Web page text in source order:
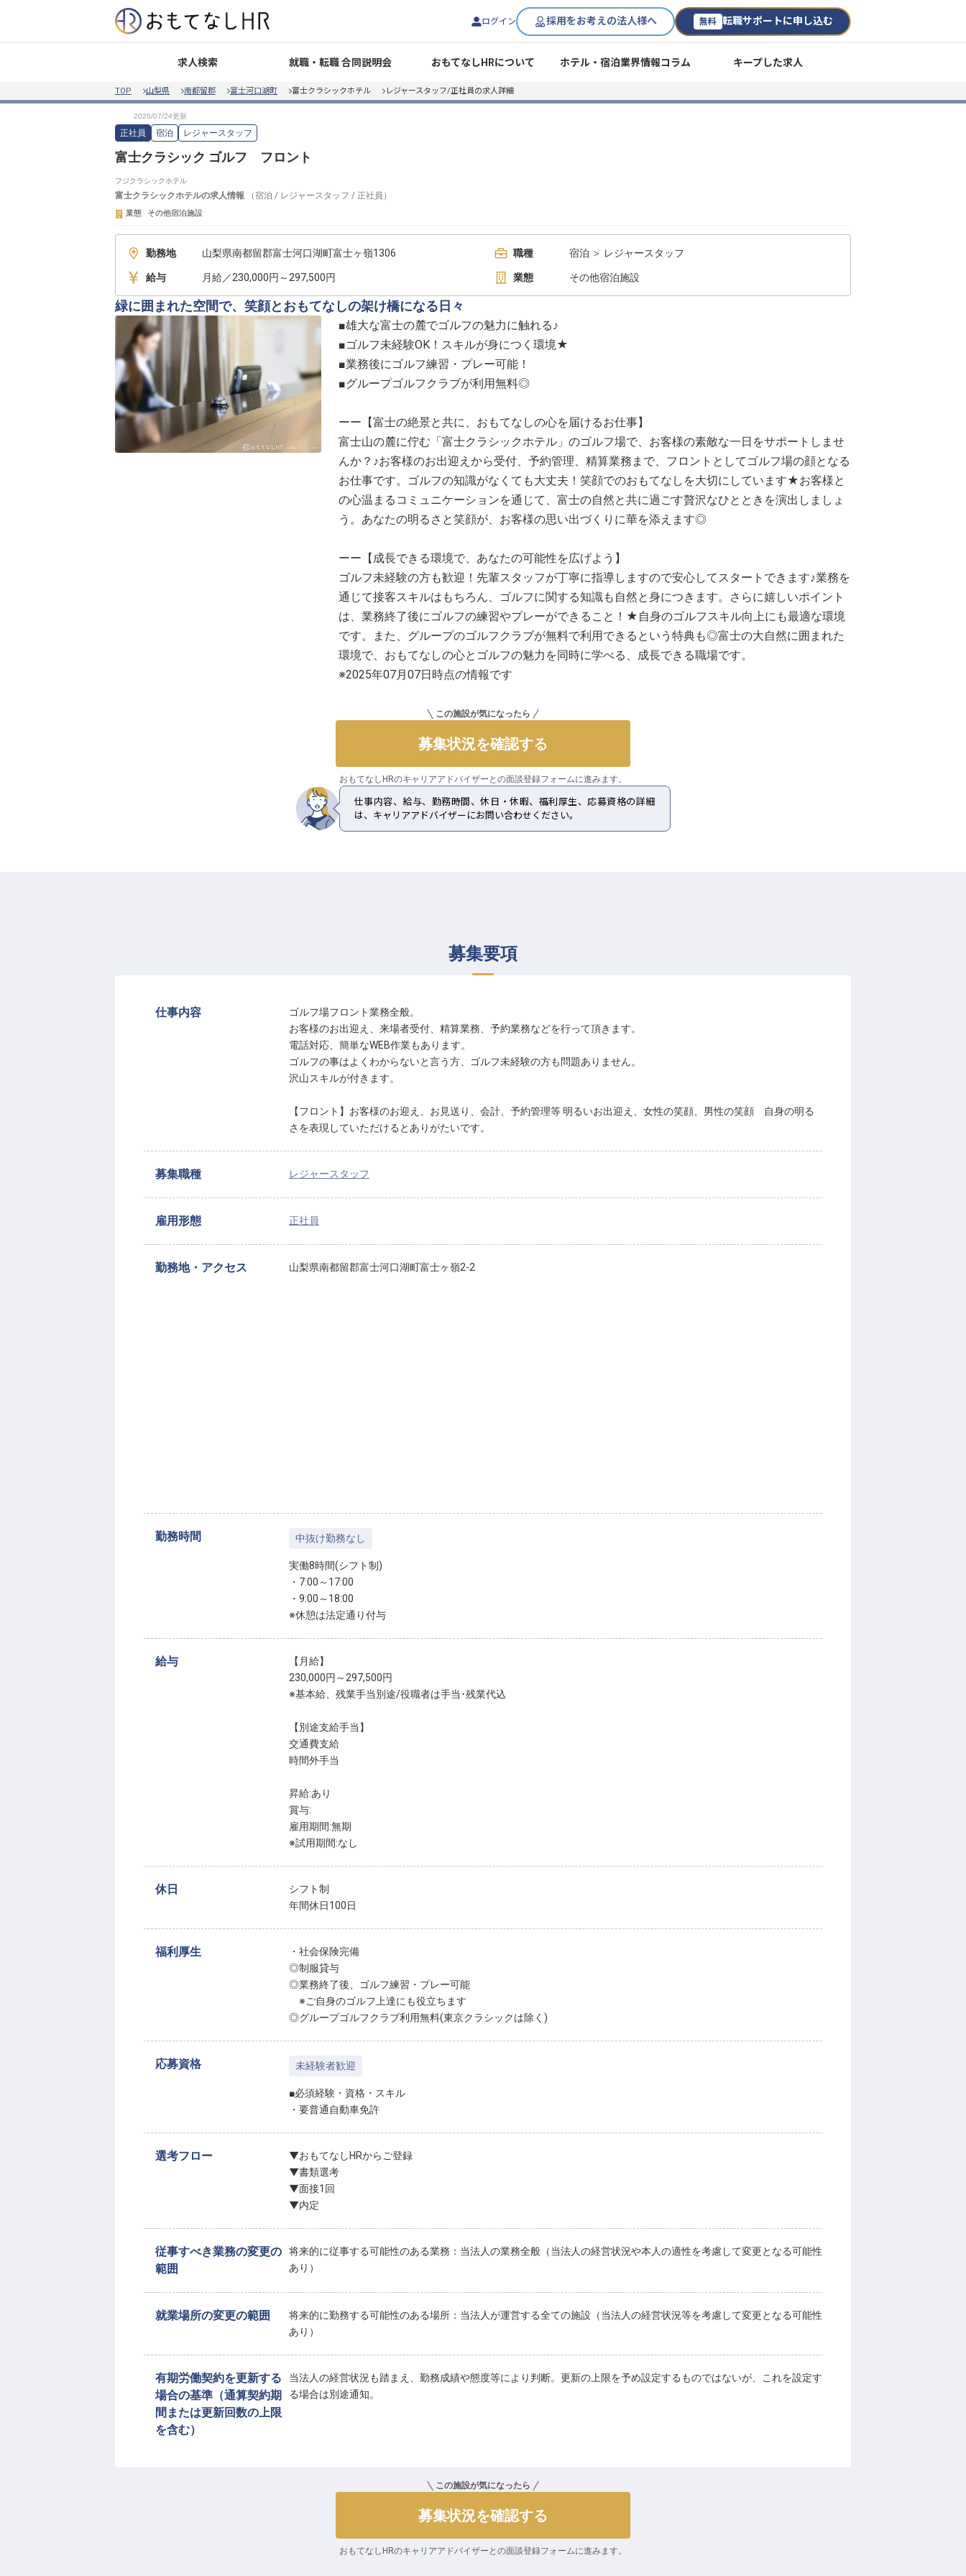
ログイン 採用をお考えの法人様へ 無料 転職サポートに申し込む
求人検索 就職・転職 合同説明会 おもてなしHRについて ホテル・宿泊業界情報コラム キープした求人
TOP 山梨県 南都留郡 富士河口湖町 富士クラシックホテル レジャースタッフ/正社員の求人詳細
正社員 宿泊 レジャースタッフ
富士クラシック ゴルフ フロント
フジクラシックホテル
富士クラシックホテルの求人情報 （宿泊 / レジャースタッフ / 正社員 ）
業態 その他宿泊施設
勤務地 山梨県南都留郡富士河口湖町富士ヶ嶺1306 職種 宿泊 ＞ レジャースタッフ
給与 月給／230,000円～297,500円 業態 その他宿泊施設
緑に囲まれた空間で、笑顔とおもてなしの架け橋になる日々
■雄大な富士の麓でゴルフの魅力に触れる♪
■ゴルフ未経験OK！スキルが身につく環境★
■業務後にゴルフ練習・プレー可能！
■グループゴルフクラブが利用無料◎
ーー【富士の絶景と共に、おもてなしの心を届けるお仕事】
富士山の麓に佇む「富士クラシックホテル」のゴルフ場で、お客様の素敵な一日をサポートしませ
んか？♪お客様のお出迎えから受付、予約管理、精算業務まで、フロントとしてゴルフ場の顔となる
お仕事です。ゴルフの知識がなくても大丈夫！笑顔でのおもてなしを大切にしています★お客様と
の心温まるコミュニケーションを通じて、富士の自然と共に過ごす贅沢なひとときを演出しましょ
う。あなたの明るさと笑顔が、お客様の思い出づくりに華を添えます◎
ーー【成長できる環境で、あなたの可能性を広げよう】
ゴルフ未経験の方も歓迎！先輩スタッフが丁寧に指導しますので安心してスタートできます♪業務を
通じて接客スキルはもちろん、ゴルフに関する知識も自然と身につきます。さらに嬉しいポイント
は、業務終了後にゴルフの練習やプレーができること！★自身のゴルフスキル向上にも最適な環境
です。また、グループのゴルフクラブが無料で利用できるという特典も◎富士の大自然に囲まれた
環境で、おもてなしの心とゴルフの魅力を同時に学べる、成長できる職場です。
※2025年07月07日時点の情報です
この施設が気になったら
募集状況を確認する
おもてなしHRのキャリアアドバイザーとの面談登録フォームに進みます。
仕事内容、給与、勤務時間、休日・休暇、福利厚生、応募資格の詳細
は、キャリアアドバイザーにお問い合わせください。
募集要項
仕事内容
ゴルフ場フロント業務全般。
お客様のお出迎え、来場者受付、精算業務、予約業務などを行って頂きます。
電話対応、簡単なWEB作業もあります。
ゴルフの事はよくわからないと言う方、ゴルフ未経験の方も問題ありません。
沢山スキルが付きます。
【フロント】お客様のお迎え、お見送り、会計、予約管理等 明るいお出迎え、女性の笑顔、男性の笑顔 自身の明る
さを表現していただけるとありがたいです。
募集職種 レジャースタッフ
雇用形態 正社員
勤務地・アクセス 山梨県南都留郡富士河口湖町富士ヶ嶺2-2
勤務時間 中抜け勤務なし
実働8時間(シフト制)
・7:00～17:00
・9:00～18:00
※休憩は法定通り付与
給与
【月給】
230,000円～297,500円
※基本給、残業手当別途/役職者は手当･残業代込
【別途支給手当】
交通費支給
時間外手当
昇給:あり
賞与:
雇用期間:無期
※試用期間:なし
休日
シフト制
年間休日100日
福利厚生
・社会保険完備
◎制服貸与
◎業務終了後、ゴルフ練習・プレー可能
※ご自身のゴルフ上達にも役立ちます
◎グループゴルフクラブ利用無料(東京クラシックは除く)
応募資格 未経験者歓迎
■必須経験・資格・スキル
・要普通自動車免許
選考フロー
▼おもてなしHRからご登録
▼書類選考
▼面接1回
▼内定
従事すべき業務の変更の
範囲
将来的に従事する可能性のある業務：当法人の業務全般（当法人の経営状況や本人の適性を考慮して変更となる可能性
あり）
就業場所の変更の範囲
将来的に勤務する可能性のある場所：当法人が運営する全ての施設（当法人の経営状況等を考慮して変更となる可能性
あり）
有期労働契約を更新する
場合の基準（通算契約期
間または更新回数の上限
を含む）
当法人の経営状況も踏まえ、勤務成績や態度等により判断。更新の上限を予め設定するものではないが、これを設定す
る場合は別途通知。
この施設が気になったら
募集状況を確認する
おもてなしHRのキャリアアドバイザーとの面談登録フォームに進みます。